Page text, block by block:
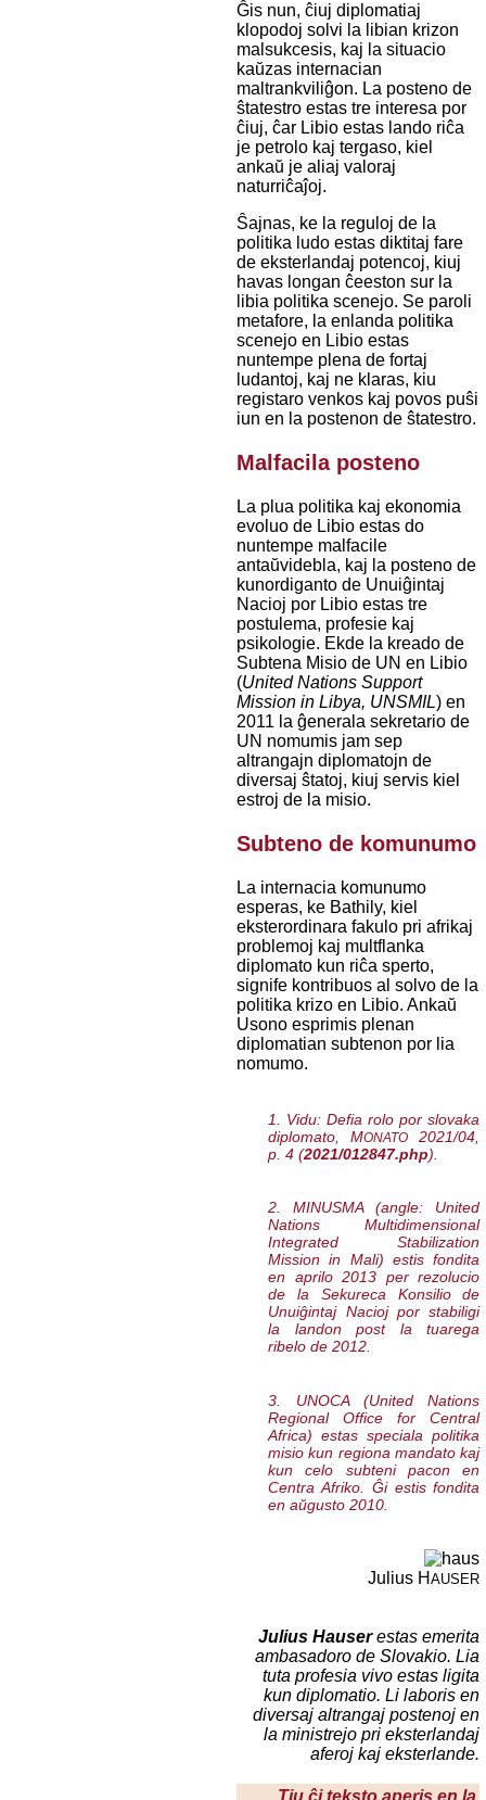
Ĝis nun, ĉiuj diplomatiaj
klopodoj solvi la libian krizon
malsukcesis, kaj la situacio
kaŭzas internacian
maltrankviliĝon. La posteno de
ŝtatestro estas tre interesa por
ĉiuj, ĉar Libio estas lando riĉa
je petrolo kaj tergaso, kiel
ankaŭ je aliaj valoraj
naturriĉaĵoj.
Ŝajnas, ke la reguloj de la
politika ludo estas diktitaj fare
de eksterlandaj potencoj, kiuj
havas longan ĉeeston sur la
libia politika scenejo. Se paroli
metafore, la enlanda politika
scenejo en Libio estas
nuntempe plena de fortaj
ludantoj, kaj ne klaras, kiu
registaro venkos kaj povos puŝi
iun en la postenon de ŝtatestro.
Malfacila posteno
La plua politika kaj ekonomia
evoluo de Libio estas do
nuntempe malfacile
antaŭvidebla, kaj la posteno de
kunordiganto de Unuiĝintaj
Nacioj por Libio estas tre
postulema, profesie kaj
psikologie. Ekde la kreado de
Subtena Misio de UN en Libio
(United Nations Support
Mission in Libya, UNSMIL) en
2011 la ĝenerala sekretario de
UN nomumis jam sep
altrangajn diplomatojn de
diversaj ŝtatoj, kiuj servis kiel
estroj de la misio.
Subteno de komunumo
La internacia komunumo
esperas, ke Bathily, kiel
eksterordinara fakulo pri afrikaj
problemoj kaj multflanka
diplomato kun riĉa sperto,
signife kontribuos al solvo de la
politika krizo en Libio. Ankaŭ
Usono esprimis plenan
diplomatian subtenon por lia
nomumo.
1. Vidu:Defia rolo por slovaka
diplomato , MONATO
2021/04,
p. 4 (2021/012847.php).
2. MINUSMA (angle: United
Nations Multidimensional
Integrated Stabilization
Mission in Mali) estis fondita
en aprilo 2013 per rezolucio
de la Sekureca Konsilio de
Unuiĝintaj Nacioj por stabiligi
la landon post la tuarega
ribelo de 2012.
3. UNOCA (United Nations
Regional Office for Central
Africa) estas speciala politika
misio kun regiona mandato kaj
kun celo subteni pacon en
Centra Afriko. Ĝi estis fondita
en aŭgusto 2010.
Julius HAUSER
Julius Hauserestas emerita
ambasadoro de Slovakio. Lia
tuta profesia vivo estas ligita
kun diplomatio. Li laboris en
diversaj altrangaj postenoj en
la ministrejo pri eksterlandaj
aferoj kaj eksterlande.